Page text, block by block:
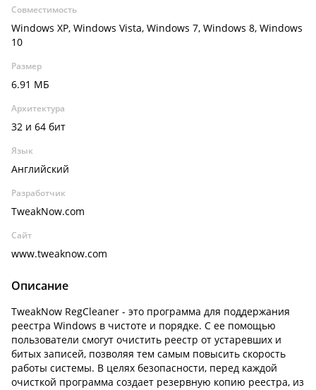
Совместимость
Windows XP, Windows Vista, Windows 7, Windows 8, Windows
10
Размер
6.91 МБ
Архитектура
32 и 64 бит
Язык
Английский
Разработчик
TweakNow.com
Сайт
www.tweaknow.com
Описание
TweakNow RegCleaner - это программа для поддержания
реестра Windows в чистоте и порядке. С ее помощью
пользователи смогут очистить реестр от устаревших и
битых записей, позволяя тем самым повысить скорость
работы системы. В целях безопасности, перед каждой
очисткой программа создает резервную копию реестра, из